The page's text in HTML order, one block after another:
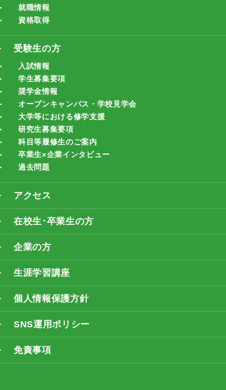
就職情報
資格取得
受験生の方
入試情報
学生募集要項
奨学金情報
オープンキャンパス・学校見学会
大学等における修学支援
研究生募集要項
科目等履修生のご案内
卒業生×企業インタビュー
過去問題
アクセス
在校生･卒業生の方
企業の方
生涯学習講座
個人情報保護方針
SNS運用ポリシー
免責事項